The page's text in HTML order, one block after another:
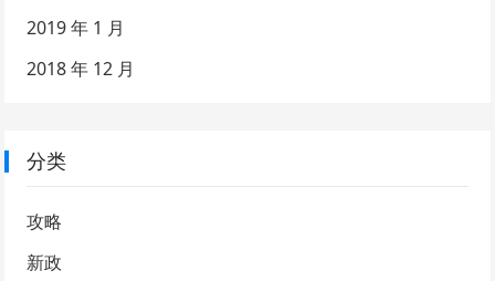
2019 年 1 月
2018 年 12 月
分类
攻略
新政